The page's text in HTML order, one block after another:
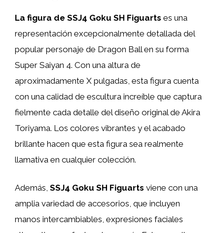
La figura de SSJ4 Goku SH Figuarts es una
representación excepcionalmente detallada del
popular personaje de Dragon Ball en su forma
Super Saiyan 4. Con una altura de
aproximadamente X pulgadas, esta figura cuenta
con una calidad de escultura increíble que captura
fielmente cada detalle del diseño original de Akira
Toriyama. Los colores vibrantes y el acabado
brillante hacen que esta figura sea realmente
llamativa en cualquier colección.
Además, SSJ4 Goku SH Figuarts viene con una
amplia variedad de accesorios, que incluyen
manos intercambiables, expresiones faciales